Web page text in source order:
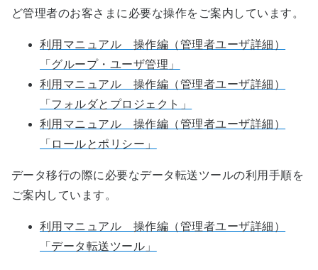
ど管理者のお客さまに必要な操作をご案内しています。
利用マニュアル 操作編（管理者ユーザ詳細）
「グループ・ユーザ管理」
利用マニュアル 操作編（管理者ユーザ詳細）
「フォルダとプロジェクト」
利用マニュアル 操作編（管理者ユーザ詳細）
「ロールとポリシー」
データ移行の際に必要なデータ転送ツールの利用手順を
ご案内しています。
利用マニュアル 操作編（管理者ユーザ詳細）
「データ転送ツール」